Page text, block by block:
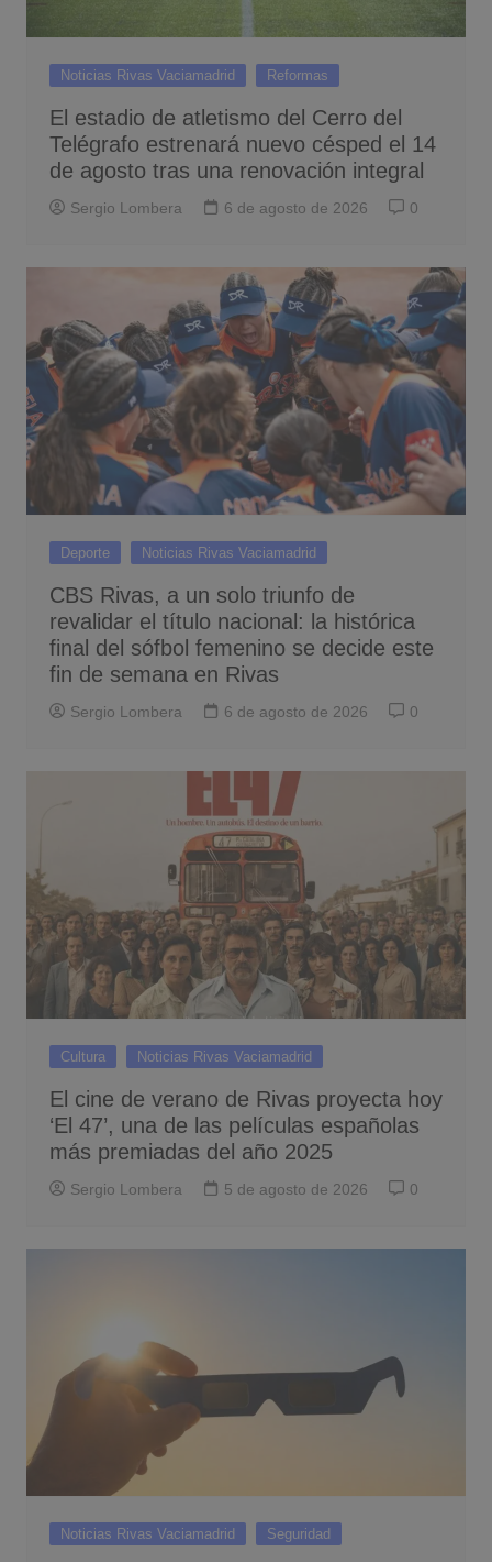
Noticias Rivas Vaciamadrid Reformas
El estadio de atletismo del Cerro del
Telégrafo estrenará nuevo césped el 14
de agosto tras una renovación integral
Sergio Lombera 6 de agosto de 2026 0
Deporte Noticias Rivas Vaciamadrid
CBS Rivas, a un solo triunfo de
revalidar el título nacional: la histórica
final del sófbol femenino se decide este
fin de semana en Rivas
Sergio Lombera 6 de agosto de 2026 0
Cultura Noticias Rivas Vaciamadrid
El cine de verano de Rivas proyecta hoy
‘El 47’, una de las películas españolas
más premiadas del año 2025
Sergio Lombera 5 de agosto de 2026 0
Noticias Rivas Vaciamadrid Seguridad